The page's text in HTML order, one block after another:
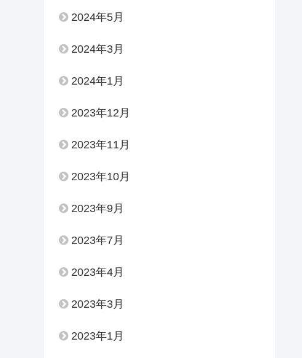
2024年5月
2024年3月
2024年1月
2023年12月
2023年11月
2023年10月
2023年9月
2023年7月
2023年4月
2023年3月
2023年1月